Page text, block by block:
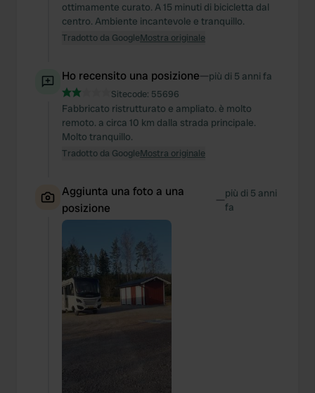
ottimamente curato. A 15 minuti di bicicletta dal
centro. Ambiente incantevole e tranquillo.
Tradotto da GoogleMostra originale
Ho recensito una posizione—più di 5 anni fa
Sitecode: 55696
Fabbricato ristrutturato e ampliato. è molto
remoto. a circa 10 km dalla strada principale.
Molto tranquillo.
Tradotto da GoogleMostra originale
Aggiunta una foto a una
posizione
—più di 5 anni
fa